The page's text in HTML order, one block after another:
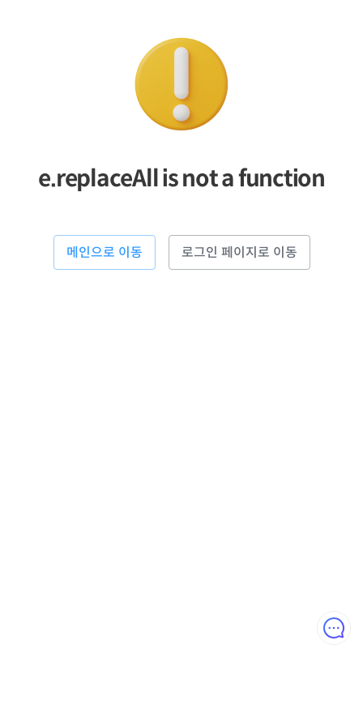
e.replaceAll is not a function
메인으로 이동 로그인 페이지로 이동